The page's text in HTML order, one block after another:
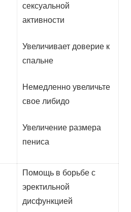
сексуальной
активности
Увеличивает доверие к
спальне
Немедленно увеличьте
свое либидо
Увеличение размера
пениса
Помощь в борьбе с
эректильной
дисфункцией